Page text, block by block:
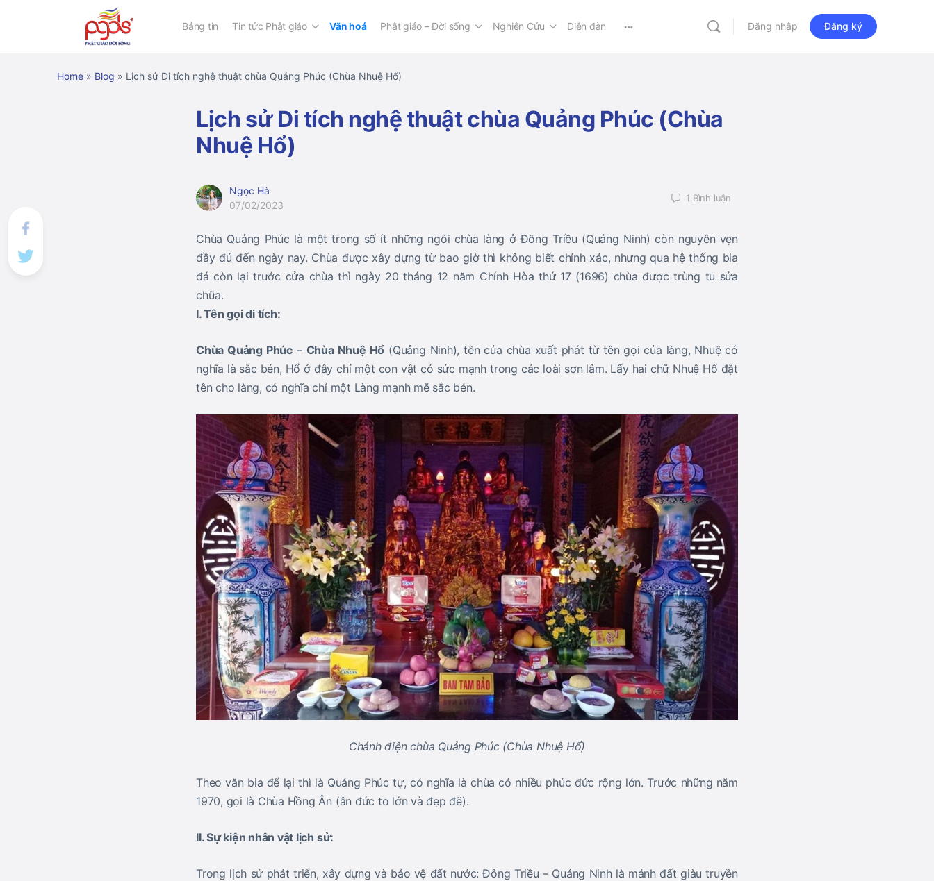
Bảng tin Tin tức Phật giáo Văn hoá Phật giáo – Đời sống Nghiên Cứu Diễn đàn Đăng nhập Đăng ký
Home » Blog » Lịch sử Di tích nghệ thuật chùa Quảng Phúc (Chùa Nhuệ Hổ)
Lịch sử Di tích nghệ thuật chùa Quảng Phúc (Chùa
Nhuệ Hổ)
Ngọc Hà
07/02/2023
1 Bình luận
Chùa Quảng Phúc là một trong số ít những ngôi chùa làng ở Đông Triều (Quảng Ninh) còn nguyên vẹn
đầy đủ đến ngày nay. Chùa được xây dựng từ bao giờ thì không biết chính xác, nhưng qua hệ thống bia
đá còn lại trước cửa chùa thì ngày 20 tháng 12 năm Chính Hòa thứ 17 (1696) chùa được trùng tu sửa
chữa.
I. Tên gọi di tích:
Chùa Quảng Phúc– Chùa Nhuệ Hổ (Quảng Ninh), tên của chùa xuất phát từ tên gọi của làng, Nhuệ có
nghĩa là sắc bén, Hổ ở đây chỉ một con vật có sức mạnh trong các loài sơn lâm. Lấy hai chữ Nhuệ Hổ đặt
tên cho làng, có nghĩa chỉ một Làng mạnh mẽ sắc bén.
Chánh điện chùa Quảng Phúc (Chùa Nhuệ Hổ)
Theo văn bia để lại thì là Quảng Phúc tự, có nghĩa là chùa có nhiều phúc đức rộng lớn. Trước những năm
1970, gọi là Chùa Hồng Ân (ân đức to lớn và đẹp đẽ).
II. Sự kiện nhân vật lịch sử:
Trong lịch sử phát triển, xây dựng và bảo vệ đất nước: Đông Triều – Quảng Ninh là mảnh đất giàu truyền